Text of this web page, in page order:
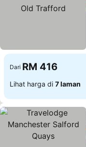
Dari RM 416
Lihat harga di 7 laman